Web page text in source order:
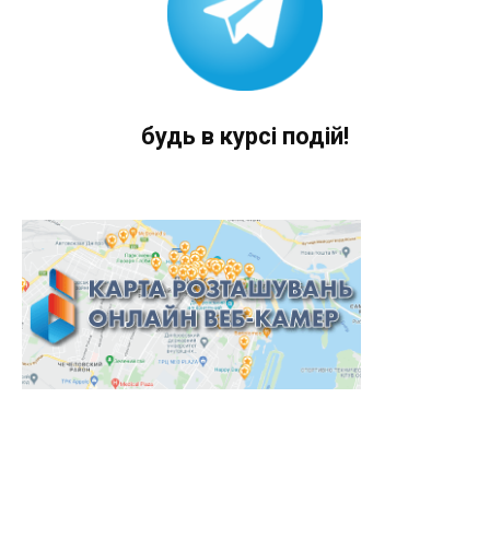
будь в курсі подій!